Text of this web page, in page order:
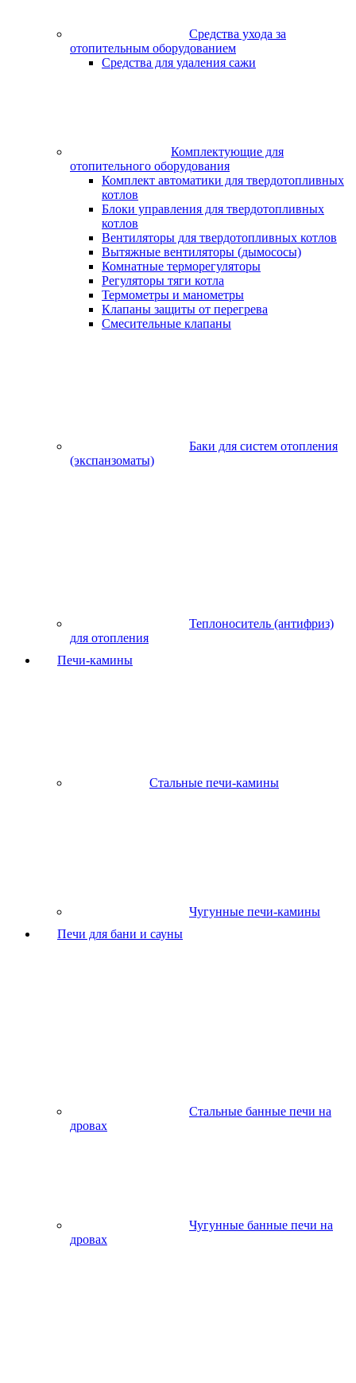
Средства ухода за
отопительным оборудованием
Средства для удаления сажи
Комплектующие для
отопительного оборудования
Комплект автоматики для твердотопливных
котлов
Блоки управления для твердотопливных
котлов
Вентиляторы для твердотопливных котлов
Вытяжные вентиляторы (дымососы)
Комнатные терморегуляторы
Регуляторы тяги котла
Термометры и манометры
Клапаны защиты от перегрева
Смесительные клапаны
Баки для систем отопления
(экспанзоматы)
Теплоноситель (антифриз)
для отопления
Печи-камины
Стальные печи-камины
Чугунные печи-камины
Печи для бани и сауны
Стальные банные печи на
дровах
Чугунные банные печи на
дровах